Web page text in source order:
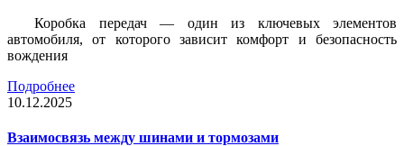
Коробка передач — один из ключевых элементов
автомобиля, от которого зависит комфорт и безопасность
вождения
Подробнее
10.12.2025
Взаимосвязь между шинами и тормозами